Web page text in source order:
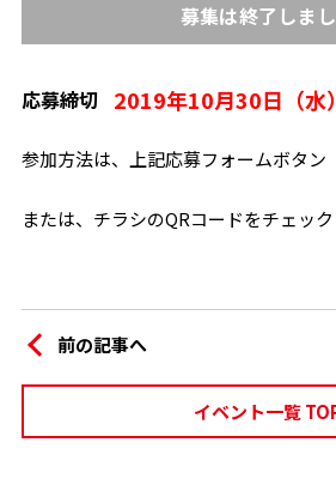
募集は終了しま
応募締切 2019年10月30日（水）
参加方法は、上記応募フォームボタン
または、チラシのQRコードをチェック
前の記事へ
イベント一覧